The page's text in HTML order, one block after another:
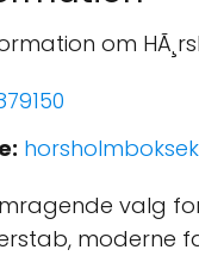
om
valg
moderne